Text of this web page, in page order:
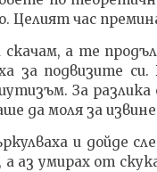
Целият час
а те
за подвизите
За
да моля за
и дойде
аз умирах от